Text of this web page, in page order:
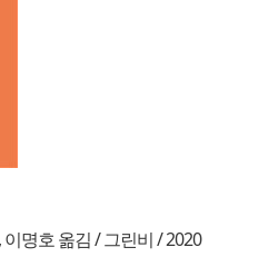
명호 옮김 / 그린비 / 2020